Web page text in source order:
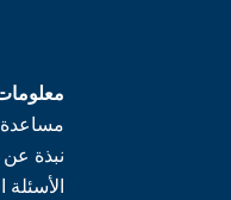
مساعدة
نبذة
الأسئلة